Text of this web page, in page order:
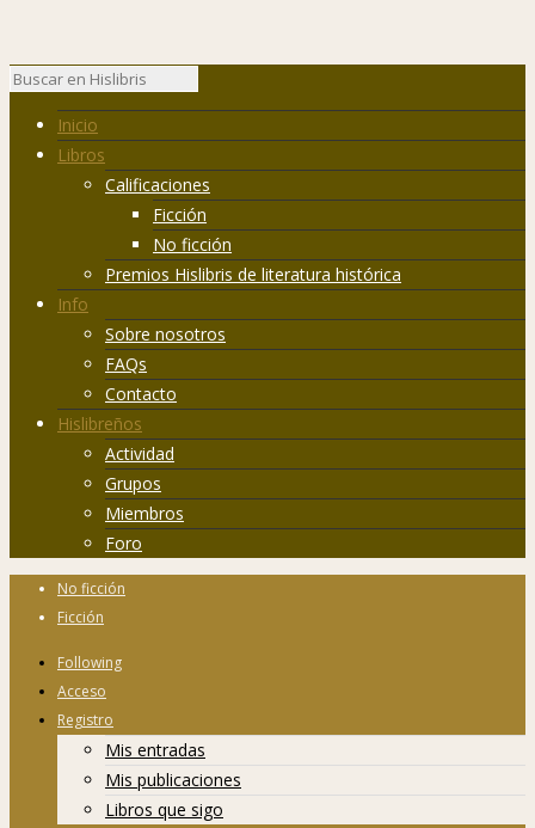
Inicio
Libros
Calificaciones
Ficción
No ficción
Premios Hislibris de literatura histórica
Info
Sobre nosotros
FAQs
Contacto
Hislibreños
Actividad
Grupos
Miembros
Foro
No ficción
Ficción
Following
Acceso
Registro
Mis entradas
Mis publicaciones
Libros que sigo